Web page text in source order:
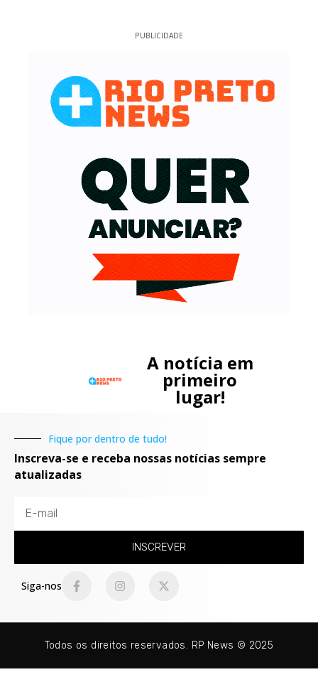
PUBLICIDADE
A notícia em
primeiro
lugar!
Fique por dentro de tudo!
Inscreva-se e receba nossas notícias sempre
atualizadas
INSCREVER
Siga-nos
Todos os direitos reservados. RP News © 2025